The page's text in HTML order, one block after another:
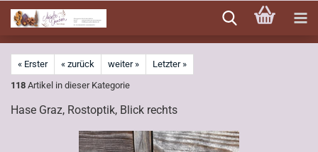
zum
Hauptinhalt
« Erster « zurück weiter »
Letzter »
118 Artikel in dieser Kategorie
Hase Graz, Rostoptik, Blick rechts